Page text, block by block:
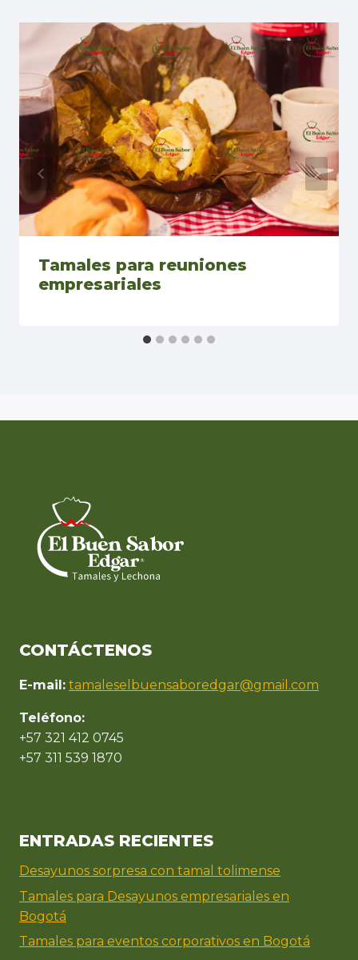
Tamales para reuniones
empresariales
CONTÁCTENOS
E-mail: tamaleselbuensaboredgar@gmail.com
Teléfono:
+57 321 412 0745
+57 311 539 1870
ENTRADAS RECIENTES
Desayunos sorpresa con tamal tolimense
Tamales para Desayunos empresariales en
Bogotá
Tamales para eventos corporativos en Bogotá